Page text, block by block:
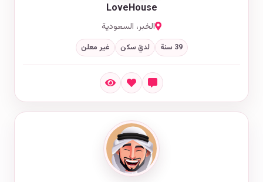
LoveHouse
الخبر، السعودية
39 سنة لديّ سكن غير معلن